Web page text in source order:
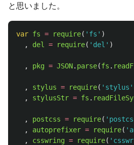
と思いました。
var fs = require( ' fs ' )
,
del = require( ' del ' )
, pkg = JSON. parse(fs .
, stylus = require( ' stylus '
,
stylusStr = fs .
, postcss = require( '
,
autoprefixer = require( '
,
csswring = require( '